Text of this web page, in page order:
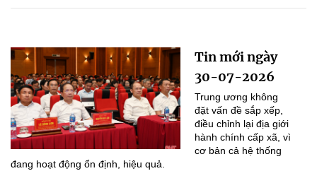
Tin mới ngày
30-07-2026
Trung ương không
đặt vấn đề sắp xếp,
điều chỉnh lại địa giới
hành chính cấp xã, vì
cơ bản cả hệ thống
đang hoạt động ổn định, hiệu quả.